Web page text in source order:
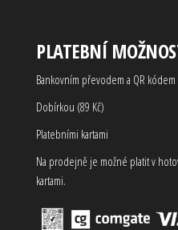
PLATEBNÍ
Bankovním převodem a QR
Dobírkou (89 Kč)
Platebními kartami
Na prodejně je možné platit v
kartami.